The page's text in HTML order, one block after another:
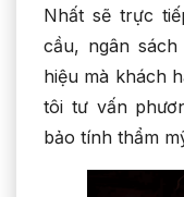
Nhất sẽ trực
cầu, ngân
hiệu mà khách
tôi tư vấn
bảo tính thẩm